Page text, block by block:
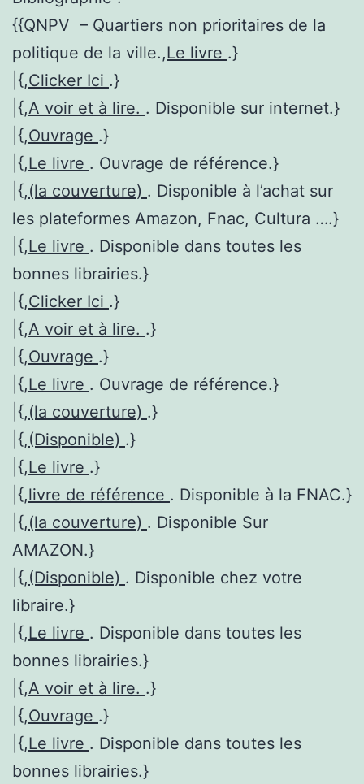
{{QNPV – Quartiers non prioritaires de la
politique de la ville.,Le livre .}
|{,Clicker Ici .}
|{,A voir et à lire. . Disponible sur internet.}
|{,Ouvrage .}
|{,Le livre . Ouvrage de référence.}
|{,(la couverture) . Disponible à l’achat sur
les plateformes Amazon, Fnac, Cultura ….}
|{,Le livre . Disponible dans toutes les
bonnes librairies.}
|{,Clicker Ici .}
|{,A voir et à lire. .}
|{,Ouvrage .}
|{,Le livre . Ouvrage de référence.}
|{,(la couverture) .}
|{,(Disponible) .}
|{,Le livre .}
|{,livre de référence . Disponible à la FNAC.}
|{,(la couverture) . Disponible Sur
AMAZON.}
|{,(Disponible) . Disponible chez votre
libraire.}
|{,Le livre . Disponible dans toutes les
bonnes librairies.}
|{,A voir et à lire. .}
|{,Ouvrage .}
|{,Le livre . Disponible dans toutes les
bonnes librairies.}